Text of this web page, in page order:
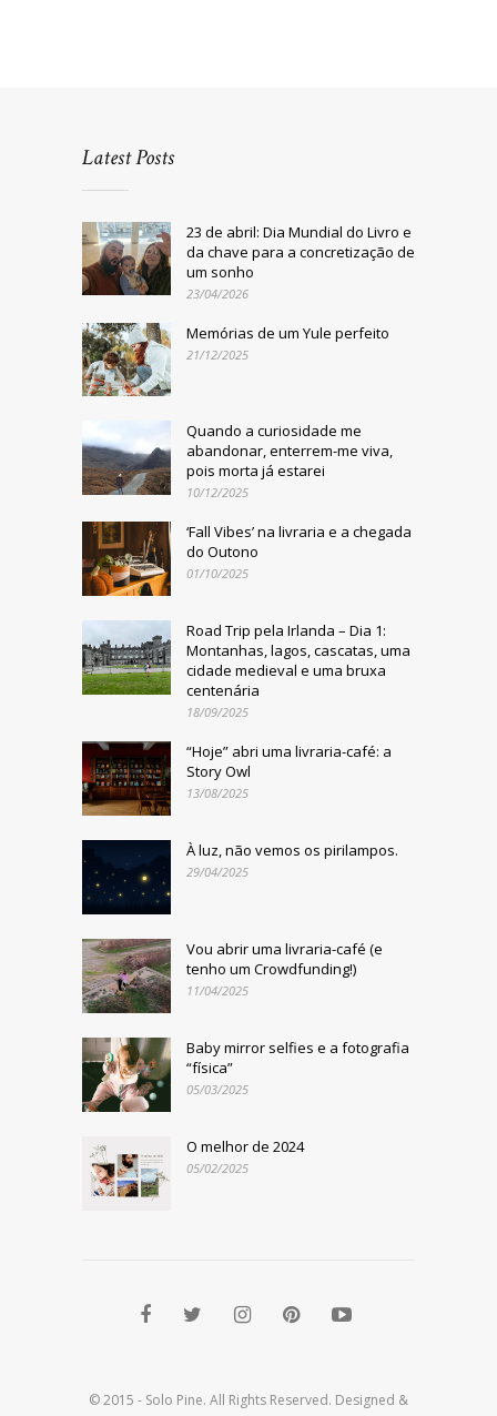
Latest Posts
23 de abril: Dia Mundial do Livro e
da chave para a concretização de
um sonho
23/04/2026
Memórias de um Yule perfeito
21/12/2025
Quando a curiosidade me
abandonar, enterrem-me viva,
pois morta já estarei
10/12/2025
‘Fall Vibes’ na livraria e a chegada
do Outono
01/10/2025
Road Trip pela Irlanda – Dia 1:
Montanhas, lagos, cascatas, uma
cidade medieval e uma bruxa
centenária
18/09/2025
“Hoje” abri uma livraria-café: a
Story Owl
13/08/2025
À luz, não vemos os pirilampos.
29/04/2025
Vou abrir uma livraria-café (e
tenho um Crowdfunding!)
11/04/2025
Baby mirror selfies e a fotografia
“física”
05/03/2025
O melhor de 2024
05/02/2025
© 2015 - Solo Pine. All Rights Reserved. Designed &